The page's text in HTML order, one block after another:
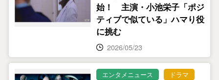
始！ 主演・小池栄子「ポジ
ティブで似ている」ハマり役
に挑む
2026/05/23
エンタメニュース ドラマ